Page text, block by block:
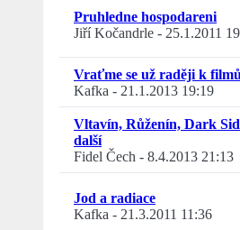
Pruhledne hospodareni
Jiří Kočandrle - 25.1.2011
Vraťme se už raději k
Kafka - 21.1.2013 19:19
Vltavín, Růženín, Dark
další
Fidel Čech - 8.4.2013 21:13
Jod a radiace
Kafka - 21.3.2011 11:36